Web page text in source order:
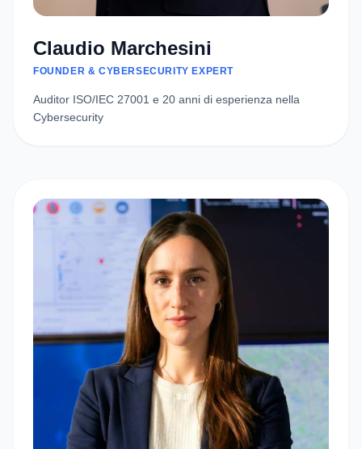
Claudio Marchesini
FOUNDER & CYBERSECURITY EXPERT
Auditor ISO/IEC 27001 e 20 anni di esperienza nella
Cybersecurity